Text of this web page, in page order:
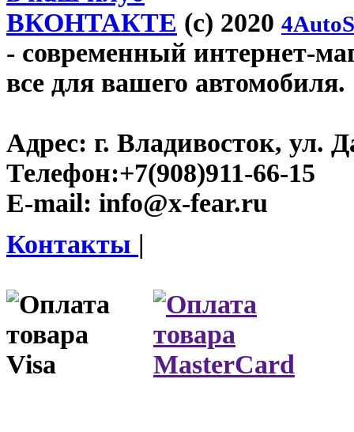
ВКОНТАКТЕ (c) 2020
- современный интернет-
все для вашего автомобиля.
Адрес: г. Владивосток, ул.
Телефон:+7(908)911-66-15
E-mail: info@x-fear.ru
Контакты |